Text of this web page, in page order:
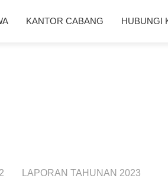
KANTOR CABANG HUBUNGI
LAPORAN TAHUNAN 2023